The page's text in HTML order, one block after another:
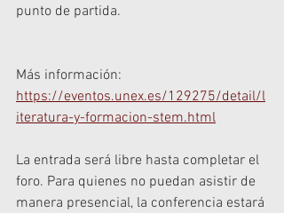
punto de partida.
Más información:
https://eventos.unex.es/129275/detail/l
iteratura-y-formacion-stem.html
La entrada será libre hasta completar el
foro. Para quienes no puedan asistir de
manera presencial, la conferencia estará